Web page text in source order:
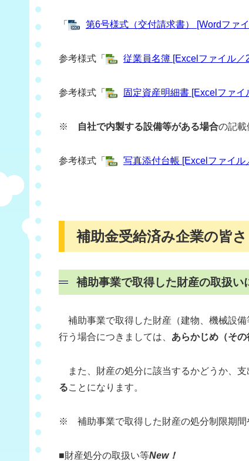
「 第6号様式（交付請求書） [Wordファ
参考様式「 従業員名簿 [Excelファイル／
参考様式「 固定資産明細書 [Excelファイ
※ 自社で内製する設備等がある場合の記載
参考様式「 写真添付台帳 [Excelファイル
補助金受給済み企業の皆
補助事業で取得した財産の取扱い
補助事業で取得した財産（建物、機械設
行う場合につきましては、 あらかじめ（そ
また、財産の処分に該当するかどうか、支
ることになります。
※ 補助事業で取得した財産の処分制限期間
■財産処分の取扱い等New！